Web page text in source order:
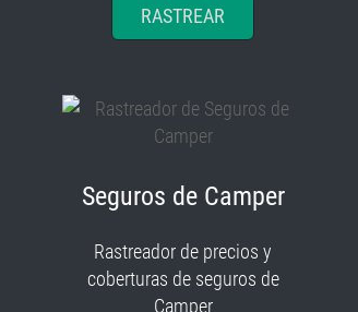
RASTREAR
Seguros de Camper
Rastreador de precios y
coberturas de seguros de
Camper